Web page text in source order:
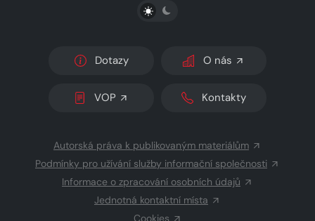
PŘEPNOUT SVĚTLÝ/TMAVÝ REŽIM
Dotazy O nás
VOP Kontakty
Autorská práva k publikovaným materiálům
Podmínky pro užívání služby informační společnosti
Informace o zpracování osobních údajů
Jednotná kontaktní místa
Cookies